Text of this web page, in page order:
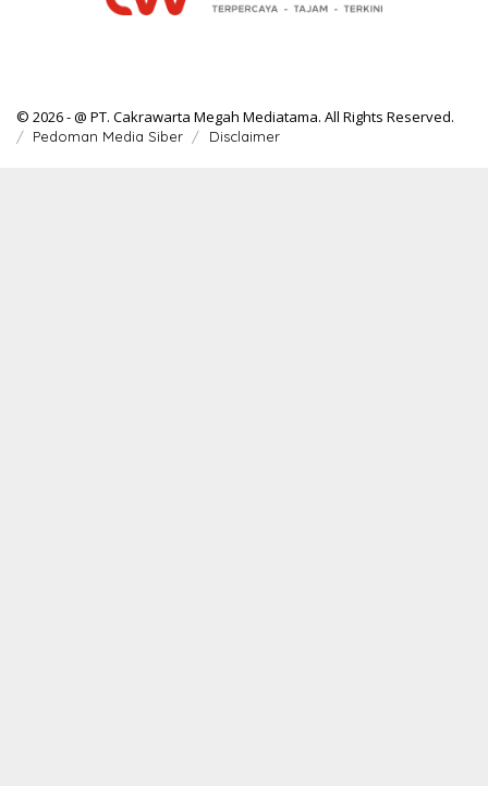
© 2026 - @ PT. Cakrawarta Megah Mediatama. All Rights Reserved.
Pedoman Media Siber Disclaimer